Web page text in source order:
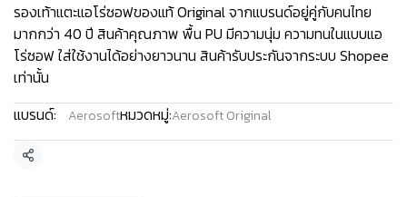
รองเท้าแตะแอโร่ซอฟของแท้ Original จากแบรนด์อยู่คู่กับคนไทย
มากกว่า 40 ปี สินค้าคุณภาพ พื้น PU มีความนุ่ม ความทนในแบบแอ
โร่ซอฟ ใส่ใช้งานได้อย่างยาวนาน สินค้ารับประกันจากระบบ Shopee
เท่านั้น
แบรนด์:
Aerosoftหมวดหมู่:Aerosoft Original
แชร์